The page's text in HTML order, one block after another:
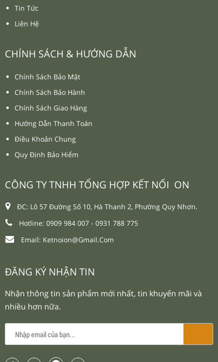
CÔNG TY TNHH TỔNG HỢP KẾT NỐI ON
ĐC: Lô 57 Đường Số 10, Hà Thanh 2, Phường Quy Nhơn.
Hotline: 0909 984 007 - 0931 788 775
Email: Ketnoion@gmail.com
Tin Tức
Liên Hệ
CHÍNH SÁCH & HƯỚNG DẪN
Chính Sách Bảo Mật
Chính Sách Bảo Hành
Chính Sách Giao Hàng
Hướng Dẫn Thanh Toán
Điều Khoản Chung
Quy Định Bảo Hiểm
ĐĂNG KÝ NHẬN TIN
Nhận thông tin sản phẩm mới nhất, tin khuyến mãi và
nhiều hơn nữa.